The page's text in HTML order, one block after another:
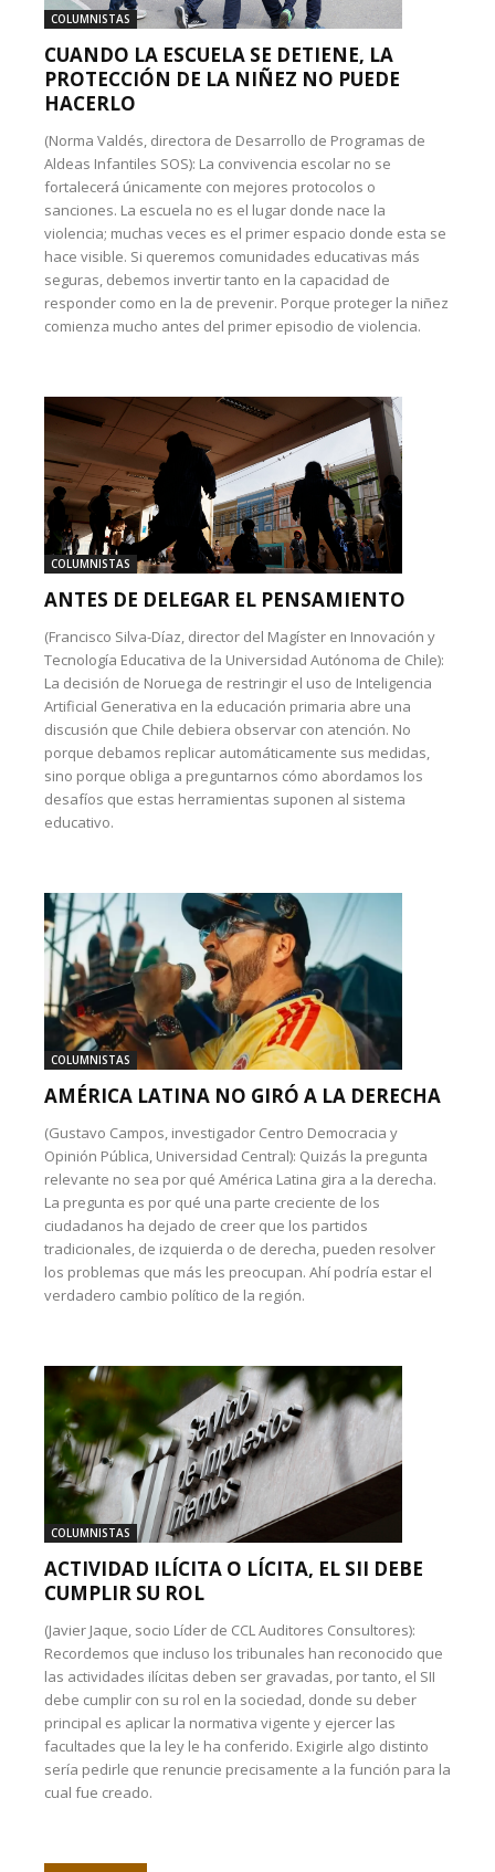
COLUMNISTAS
CUANDO LA ESCUELA SE DETIENE, LA
PROTECCIÓN DE LA NIÑEZ NO PUEDE
HACERLO
(Norma Valdés, directora de Desarrollo de Programas de
Aldeas Infantiles SOS): La convivencia escolar no se
fortalecerá únicamente con mejores protocolos o
sanciones. La escuela no es el lugar donde nace la
violencia; muchas veces es el primer espacio donde esta se
hace visible. Si queremos comunidades educativas más
seguras, debemos invertir tanto en la capacidad de
responder como en la de prevenir. Porque proteger la niñez
comienza mucho antes del primer episodio de violencia.
COLUMNISTAS
ANTES DE DELEGAR EL PENSAMIENTO
(Francisco Silva-Díaz, director del Magíster en Innovación y
Tecnología Educativa de la Universidad Autónoma de Chile):
La decisión de Noruega de restringir el uso de Inteligencia
Artificial Generativa en la educación primaria abre una
discusión que Chile debiera observar con atención. No
porque debamos replicar automáticamente sus medidas,
sino porque obliga a preguntarnos cómo abordamos los
desafíos que estas herramientas suponen al sistema
educativo.
COLUMNISTAS
AMÉRICA LATINA NO GIRÓ A LA DERECHA
(Gustavo Campos, investigador Centro Democracia y
Opinión Pública, Universidad Central): Quizás la pregunta
relevante no sea por qué América Latina gira a la derecha.
La pregunta es por qué una parte creciente de los
ciudadanos ha dejado de creer que los partidos
tradicionales, de izquierda o de derecha, pueden resolver
los problemas que más les preocupan. Ahí podría estar el
verdadero cambio político de la región.
COLUMNISTAS
ACTIVIDAD ILÍCITA O LÍCITA, EL SII DEBE
CUMPLIR SU ROL
(Javier Jaque, socio Líder de CCL Auditores Consultores):
Recordemos que incluso los tribunales han reconocido que
las actividades ilícitas deben ser gravadas, por tanto, el SII
debe cumplir con su rol en la sociedad, donde su deber
principal es aplicar la normativa vigente y ejercer las
facultades que la ley le ha conferido. Exigirle algo distinto
sería pedirle que renuncie precisamente a la función para la
cual fue creado.